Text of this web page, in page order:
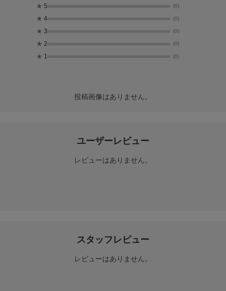
★ 5 (0)
★ 4 (0)
★ 3 (0)
★ 2 (0)
★ 1 (0)
投稿画像はありません。
ユーザーレビュー
レビューはありません。
スタッフレビュー
レビューはありません。